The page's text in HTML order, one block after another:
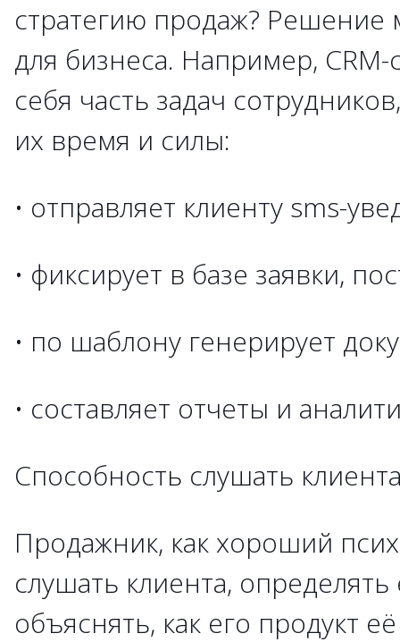
стратегию продаж? Решение
для бизнеса. Например,
себя часть задач
их время и силы:
• отправляет клиенту sms-
• фиксирует в базе заявки,
• по шаблону генерирует
• составляет отчеты и
Способность слушать
Продажник, как хороший
слушать клиента, определять
объяснять, как его продукт